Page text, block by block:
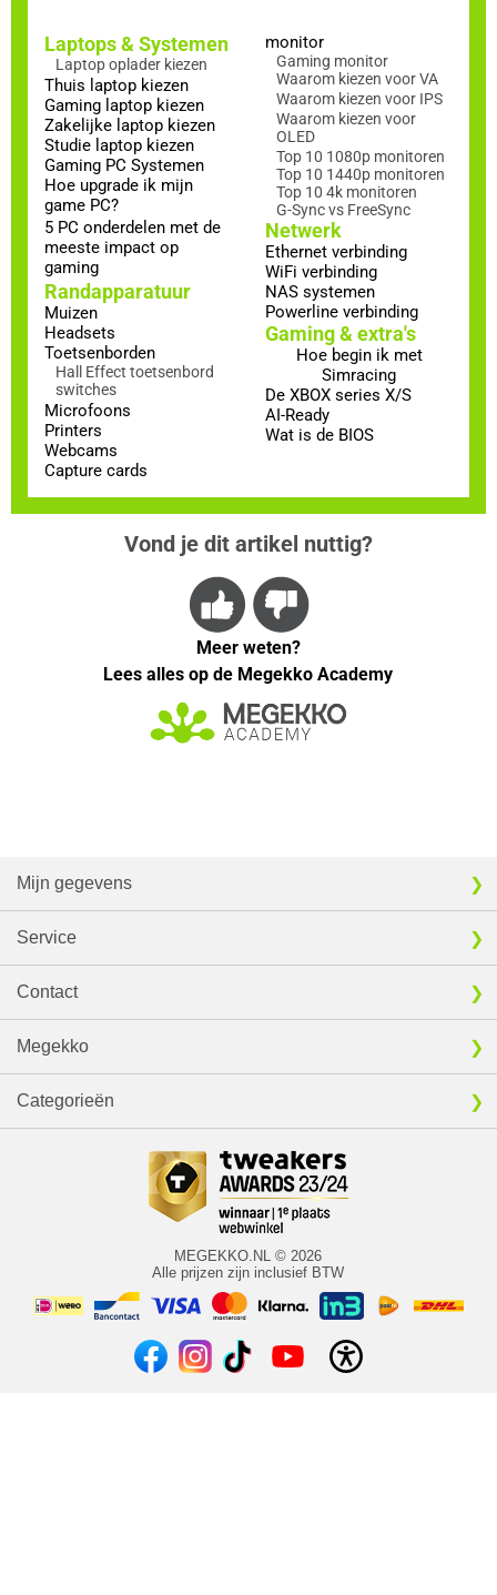
Laptops & Systemen
Laptop oplader kiezen
Thuis laptop kiezen
Gaming laptop kiezen
Zakelijke laptop kiezen
Studie laptop kiezen
Gaming PC Systemen
Hoe upgrade ik mijn
game PC?
5 PC onderdelen met de
meeste impact op
gaming
Randapparatuur
Muizen
Headsets
Toetsenborden
Hall Effect toetsenbord
switches
Microfoons
Printers
Webcams
Capture cards
monitor
Gaming monitor
Waarom kiezen voor VA
Waarom kiezen voor IPS
Waarom kiezen voor
OLED
Top 10 1080p monitoren
Top 10 1440p monitoren
Top 10 4k monitoren
G-Sync vs FreeSync
Netwerk
Ethernet verbinding
WiFi verbinding
NAS systemen
Powerline verbinding
Gaming & extra's
Hoe begin ik met
Simracing
De XBOX series X/S
AI-Ready
Wat is de BIOS
Vond je dit artikel nuttig?
Meer weten?
Lees alles op de Megekko Academy
Mijn gegevens
Service
Contact
Megekko
Categorieën
MEGEKKO.NL © 2026
Alle prijzen zijn inclusief BTW